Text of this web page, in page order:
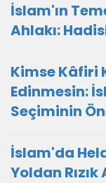
İslam'ın
Ahlakı:
Kimse Kâfiri
Edinmesin:
Seçiminin
İslam'da
Yoldan